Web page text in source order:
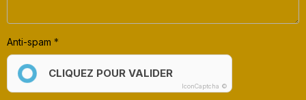
Anti-spam
CLIQUEZ POUR VALIDER
IconCaptcha ©